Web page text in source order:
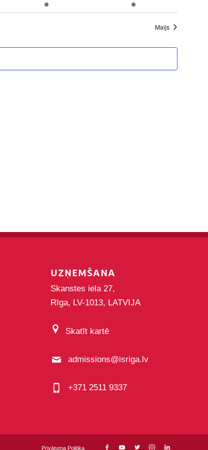
notikumi
notikumi
Maijs
UZŅEMŠANA
Skanstes iela 27,
Rīga, LV-1013, LATVIJA
Skatīt kartē
admissions@isriga.lv
+371 2511 9337
Privātuma Politika